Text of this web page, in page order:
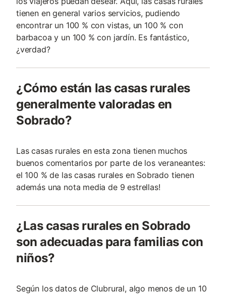
tienen en general varios servicios, pudiendo
encontrar un 100 % con vistas, un 100 % con
barbacoa y un 100 % con jardín. Es fantástico,
¿verdad?
¿Cómo están las casas rurales
generalmente valoradas en
Sobrado?
Las casas rurales en esta zona tienen muchos
buenos comentarios por parte de los veraneantes:
el 100 % de las casas rurales en Sobrado tienen
además una nota media de 9 estrellas!
¿Las casas rurales en Sobrado
son adecuadas para familias con
niños?
Según los datos de Clubrural, algo menos de un 10